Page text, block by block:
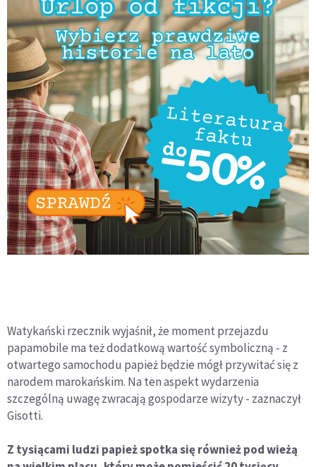
Watykański rzecznik wyjaśnił, że moment przejazdu
papamobile ma też dodatkową wartość symboliczną - z
otwartego samochodu papież będzie mógł przywitać się z
narodem marokańskim. Na ten aspekt wydarzenia
szczególną uwagę zwracają gospodarze wizyty - zaznaczył
Gisotti.
Z tysiącami ludzi papież spotka się również pod wieżą